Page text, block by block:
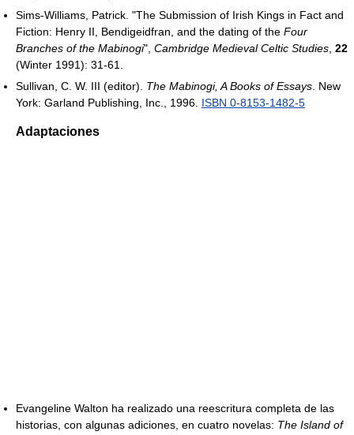
Sims-Williams, Patrick. "The Submission of Irish Kings in Fact and
Fiction: Henry II, Bendigeidfran, and the dating of the Four
Branches of the Mabinogi", Cambridge Medieval Celtic Studies 22
(Winter 1991): 31-61.
Sullivan, C. W. III (editor). The Mabinogi, A Books of Essays . New
York: Garland Publishing, Inc., 1996. ISBN 0-8153-1482-5
Adaptaciones
Evangeline Walton ha realizado una reescritura completa de las
historias, con algunas adiciones, en cuatro novelas: The Island of